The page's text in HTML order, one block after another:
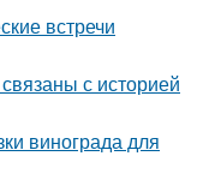
встречи
с историей
винограда для